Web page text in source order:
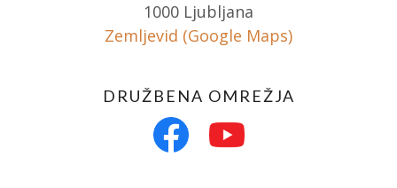
1000 Ljubljana
Zemljevid (Google Maps)
DRUŽBENA OMREŽJA